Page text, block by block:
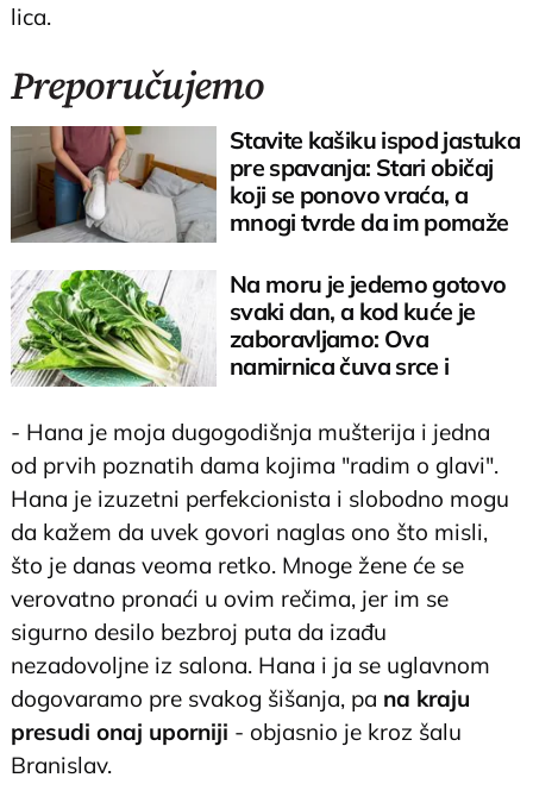
lica.
Preporučujemo
Stavite kašiku ispod jastuka
pre spavanja: Stari običaj
koji se ponovo vraća, a
mnogi tvrde da im pomaže
Na moru je jedemo gotovo
svaki dan, a kod kuće je
zaboravljamo: Ova
namirnica čuva srce i
- Hana je moja dugogodišnja mušterija i jedna
od prvih poznatih dama kojima "radim o glavi".
Hana je izuzetni perfekcionista i slobodno mogu
da kažem da uvek govori naglas ono što misli,
što je danas veoma retko. Mnoge žene će se
verovatno pronaći u ovim rečima, jer im se
sigurno desilo bezbroj puta da izađu
nezadovoljne iz salona. Hana i ja se uglavnom
dogovaramo pre svakog šišanja, pa na kraju
presudi onaj uporniji - objasnio je kroz šalu
Branislav.